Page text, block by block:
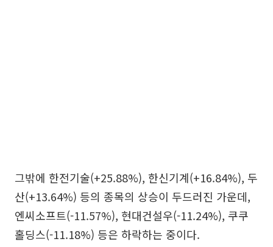
그밖에 한전기술(+25.88%), 한신기계(+16.84%), 두
산(+13.64%) 등의 종목의 상승이 두드러진 가운데,
엔씨소프트(-11.57%), 현대건설우(-11.24%), 쿠쿠
홀딩스(-11.18%) 등은 하락하는 중이다.